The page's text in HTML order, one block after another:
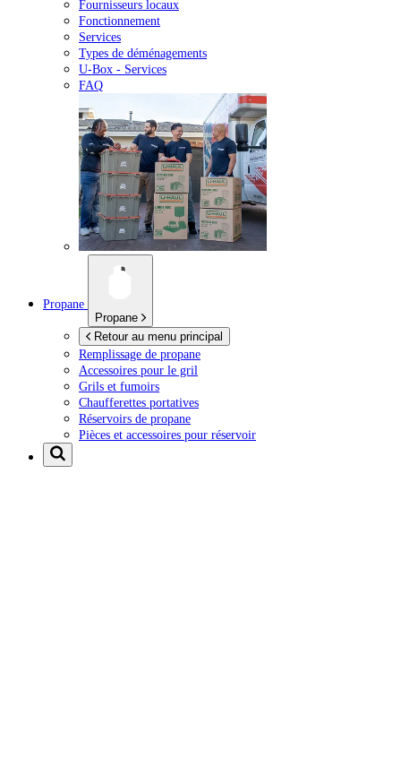
Fournisseurs locaux
Fonctionnement
Services
Types de déménagements
U-Box - Services
FAQ
Propane
Propane
Retour au menu principal
Remplissage de propane
Accessoires pour le gril
Grils et fumoirs
Chaufferettes portatives
Réservoirs de propane
Pièces et accessoires pour réservoir